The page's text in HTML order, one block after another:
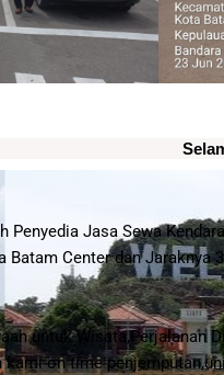
Penyedia Jasa Sewa
Center dan
untuk Wisata,Perjalanan
kami on time